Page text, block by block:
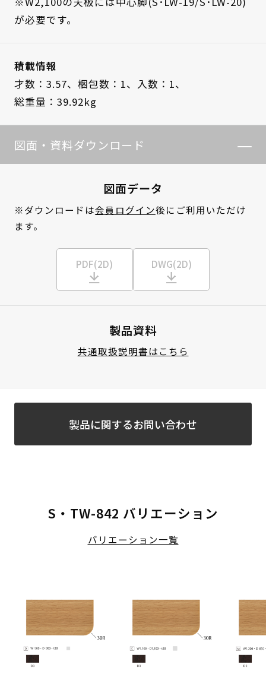
が必要です。
積載情報
才数：3.57、 梱包数：1、 入数：1、
総重量：39.92kg
図面・資料ダウンロード
図面データ
※ダウンロードは会員ログイン後にご利用いただけ
ます。
PDF(2D) DWG(2D)
製品資料
共通取扱説明書はこちら
製品に関するお問い合わせ
S・TW-842 バリエーション
バリエーション一覧